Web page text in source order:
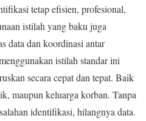
tetap efisien, profesional,
istilah yang baku juga
data dan koordinasi antar
istilah standar ini
secara cepat dan tepat. Baik
maupun keluarga korban. Tanpa
identifikasi, hilangnya data.